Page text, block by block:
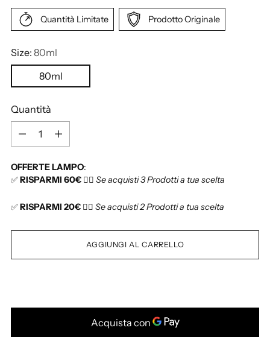
z
o
d
l
i
s
i
n
o
Quantità Limitate Prodotto Originale
Size: 80ml
80ml
Quantità
u
n
t
à
OFFERTE LAMPO:
✅RISPARMI 60€ 👉🏻 Se acquisti 3 Prodotti a tua scelta
✅RISPARMI 20€ 👉🏻 Se acquisti 2 Prodotti a tua scelta
AGGIUNGI AL CARRELLO